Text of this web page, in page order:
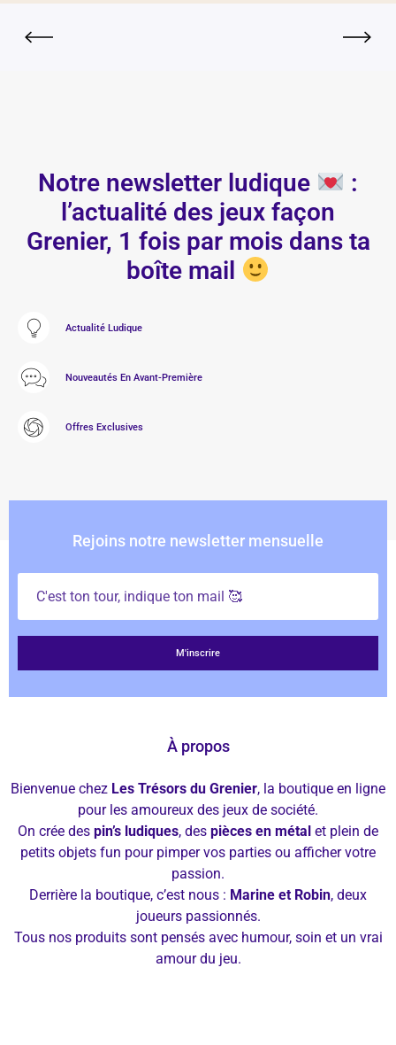
Notre newsletter ludique
:
l’actualité des jeux façon
Grenier, 1 fois par mois dans ta
boîte mail
Actualité Ludique
Nouveautés En Avant-Première
Offres Exclusives
Rejoins notre newsletter mensuelle
À propos
Bienvenue chez Les Trésors du Grenier, la boutique en ligne
pour les amoureux des jeux de société.
On crée des pin’s ludiques, des pièces en métal et plein de
petits objets fun pour pimper vos parties ou afficher votre
passion.
Derrière la boutique, c’est nous : Marine et Robin, deux
joueurs passionnés.
Tous nos produits sont pensés avec humour, soin et un vrai
amour du jeu.